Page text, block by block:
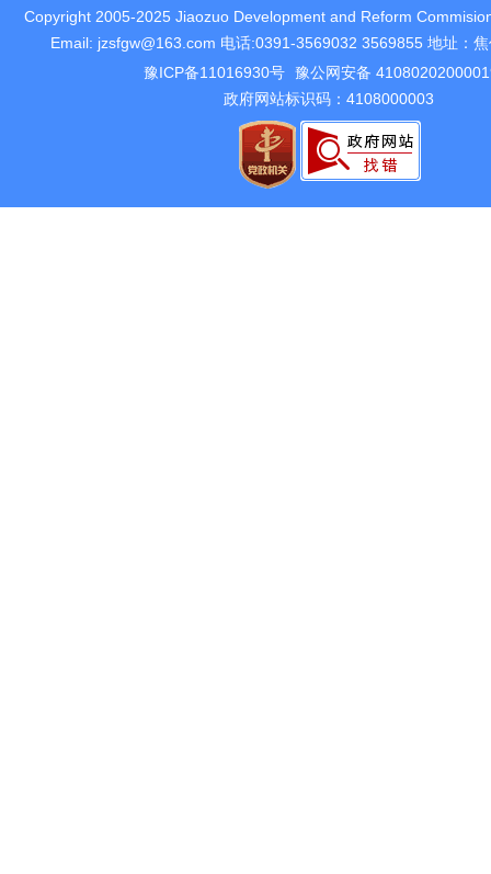
Copyright 2005-2025 Jiaozuo Development and Reform
Email: jzsfgw@163.com 电话:0391-3569032 3569855 地址：
豫ICP备11016930号 豫公网安备
政府网站标识码：4108000003